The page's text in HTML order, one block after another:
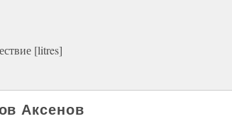
[litres]
Аксенов